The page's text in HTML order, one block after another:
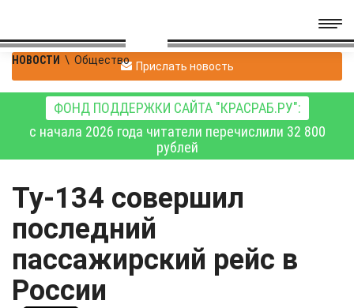
НОВОСТИ \ Общество Прислать новость
ФОНД ПОДДЕРЖКИ САЙТА "КРАСРАБ.РУ":
с начала 2026 года читатели перечислили 32 800
рублей
Ту-134 совершил
последний
пассажирский рейс в
России